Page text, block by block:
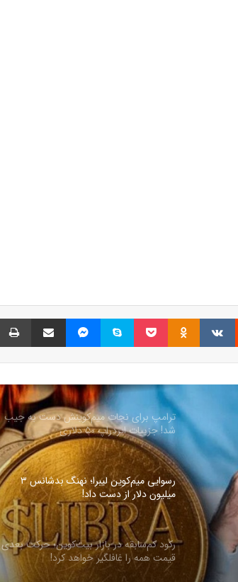
Reddit
VKontakte
Odnoklassniki پاکت اسکایپ مسنجر اشتراک گذاری با ایمیل
نشانه‌ای از تغییر روند قیمت ADA؟
پیش‌بینی‌ها درباره قیمت PI چه می‌گویند؟
ترامپ برای نجات میم‌کوینش دست به جیب
شد! جزییات ایردراپ ۵۰ دلاری
رسوایی میم‌کوین لیبرا؛ نهنگ بدشانس ۳
میلیون دلار از دست داد!
رکود کم‌سابقه در بازار بیت‌کوین؛ حرکت بعدی
قیمت همه را غافلگیر خواهد کرد!